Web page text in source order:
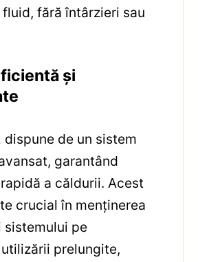
fără întârzieri sau
și
dispune de un sistem
garantând
a căldurii. Acest
crucial în menținerea
pe
prelungite,